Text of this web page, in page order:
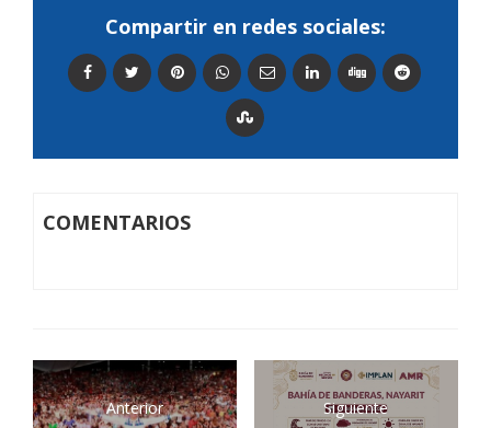
Compartir en redes sociales:
COMENTARIOS
Anterior Siguiente